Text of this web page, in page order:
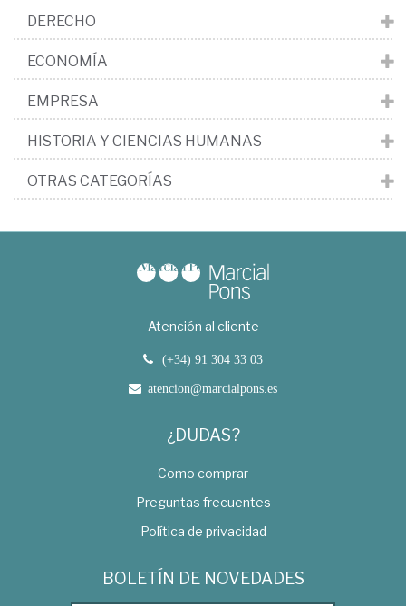
DERECHO
ECONOMÍA
EMPRESA
HISTORIA Y CIENCIAS HUMANAS
OTRAS CATEGORÍAS
Atención al cliente
(+34) 91 304 33 03
atencion@marcialpons.es
¿DUDAS?
Como comprar
Preguntas frecuentes
Política de privacidad
BOLETÍN DE NOVEDADES